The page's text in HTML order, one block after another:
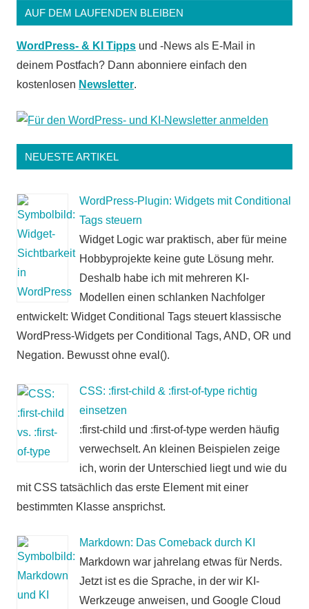
AUF DEM LAUFENDEN BLEIBEN
WordPress- & KI Tipps und -News als E-Mail in
deinem Postfach? Dann abonniere einfach den
kostenlosen Newsletter.
NEUESTE ARTIKEL
WordPress-Plugin: Widgets mit Conditional
Tags steuern
Widget Logic war praktisch, aber für meine
Hobbyprojekte keine gute Lösung mehr.
Deshalb habe ich mit mehreren KI-
Modellen einen schlanken Nachfolger
entwickelt: Widget Conditional Tags steuert klassische
WordPress-Widgets per Conditional Tags, AND, OR und
Negation. Bewusst ohne eval().
CSS: :first-child & :first-of-type richtig
einsetzen
:first-child und :first-of-type werden häufig
verwechselt. An kleinen Beispielen zeige
ich, worin der Unterschied liegt und wie du
mit CSS tatsächlich das erste Element mit einer
bestimmten Klasse ansprichst.
Markdown: Das Comeback durch KI
Markdown war jahrelang etwas für Nerds.
Jetzt ist es die Sprache, in der wir KI-
Werkzeuge anweisen, und Google Cloud